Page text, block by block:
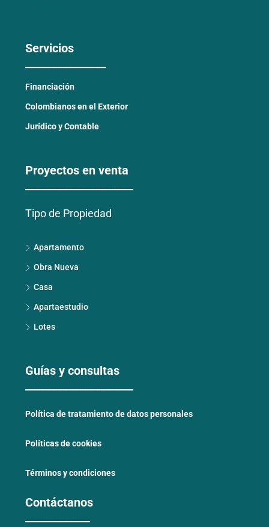
Servicios
Financiación
Colombianos en el Exterior
Jurídico y Contable
Proyectos en venta
Tipo de Propiedad
Apartamento
Obra Nueva
Casa
Apartaestudio
Lotes
Guías y consultas
Política de tratamiento de datos personales
Políticas de cookies
Términos y condiciones
Contáctanos